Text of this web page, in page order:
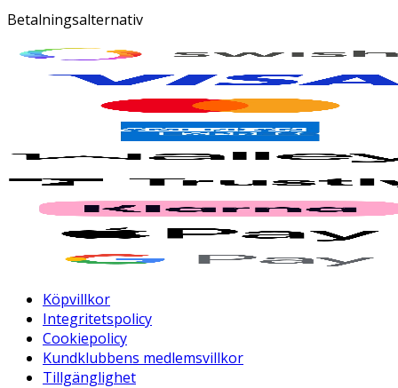
Betalningsalternativ
Köpvillkor
Integritetspolicy
Cookiepolicy
Kundklubbens medlemsvillkor
Tillgänglighet